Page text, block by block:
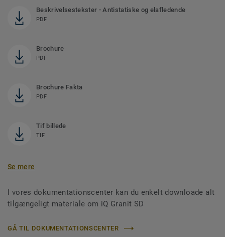
Beskrivelsestekster - Antistatiske og elafledende
PDF
Brochure
PDF
Brochure Fakta
PDF
Tif billede
TIF
Se mere
I vores dokumentationscenter kan du enkelt downloade alt
tilgængeligt materiale om iQ Granit SD
GÅ TIL DOKUMENTATIONSCENTER